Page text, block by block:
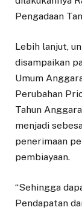
Pengadaan
Lebih lanjut,
disampaikan
Umum
Perubahan
Tahun
menjadi
penerimaan
pembiayaan.
“Sehingga
Pendapatan